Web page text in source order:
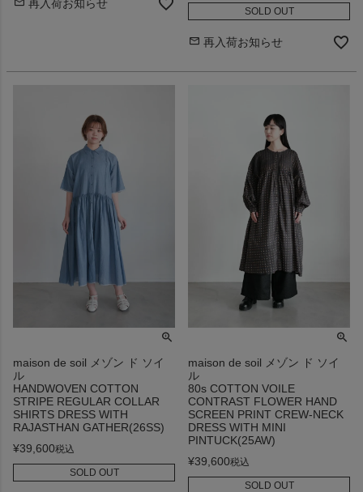
再入荷お知らせ
SOLD OUT
再入荷お知らせ
maison de soil メゾン ド ソイ
ル
HANDWOVEN COTTON
STRIPE REGULAR COLLAR
SHIRTS DRESS WITH
RAJASTHAN GATHER(26SS)
¥39,600税込
SOLD OUT
maison de soil メゾン ド ソイ
ル
80s COTTON VOILE
CONTRAST FLOWER HAND
SCREEN PRINT CREW-NECK
DRESS WITH MINI
PINTUCK(25AW)
¥39,600税込
SOLD OUT